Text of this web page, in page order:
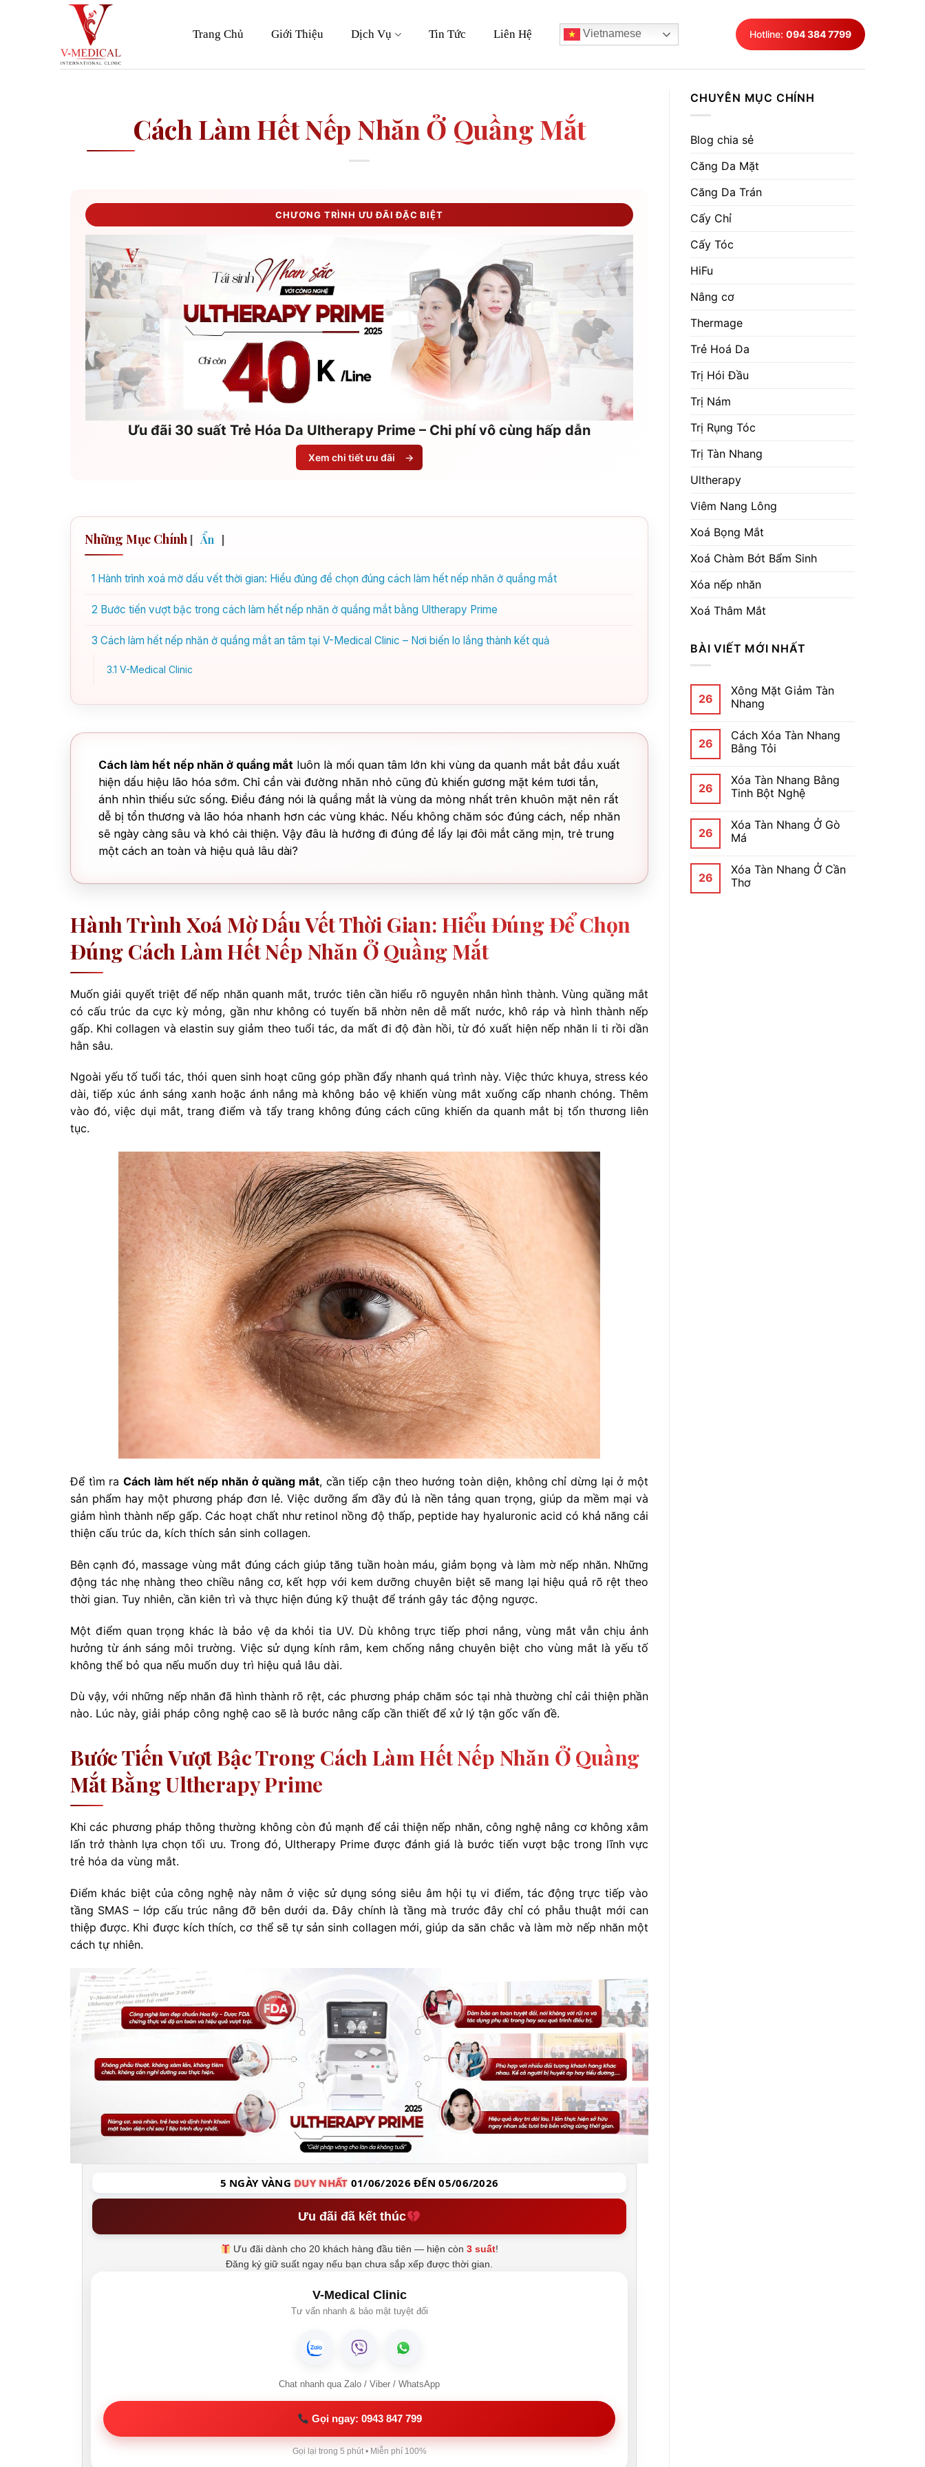
Trang Chủ Giới Thiệu Dịch Vụ Tin Tức Liên Hệ Vietnamese Hotline: 094 384 7799
Cách Làm Hết Nếp Nhăn Ở Quầng Mắt
CHƯƠNG TRÌNH ƯU ĐÃI ĐẶC BIỆT
Ưu đãi 30 suất Trẻ Hóa Da Ultherapy Prime – Chi phí vô cùng hấp dẫn
Xem chi tiết ưu đãi →
Những Mục Chính [ Ẩn ]
1 Hành trình xoá mờ dấu vết thời gian: Hiểu đúng để chọn đúng cách làm hết nếp nhăn ở quầng mắt
2 Bước tiến vượt bậc trong cách làm hết nếp nhăn ở quầng mắt bằng Ultherapy Prime
3 Cách làm hết nếp nhăn ở quầng mắt an tâm tại V-Medical Clinic – Nơi biến lo lắng thành kết quả
3.1 V-Medical Clinic
Cách làm hết nếp nhăn ở quầng mắt luôn là mối quan tâm lớn khi vùng da quanh mắt bắt đầu xuất
hiện dấu hiệu lão hóa sớm. Chỉ cần vài đường nhăn nhỏ cũng đủ khiến gương mặt kém tươi tắn,
ánh nhìn thiếu sức sống. Điều đáng nói là quầng mắt là vùng da mỏng nhất trên khuôn mặt nên rất
dễ bị tổn thương và lão hóa nhanh hơn các vùng khác. Nếu không chăm sóc đúng cách, nếp nhăn
sẽ ngày càng sâu và khó cải thiện. Vậy đâu là hướng đi đúng để lấy lại đôi mắt căng mịn, trẻ trung
một cách an toàn và hiệu quả lâu dài?
Hành Trình Xoá Mờ Dấu Vết Thời Gian: Hiểu Đúng Để Chọn
Đúng Cách Làm Hết Nếp Nhăn Ở Quầng Mắt
Muốn giải quyết triệt để nếp nhăn quanh mắt, trước tiên cần hiểu rõ nguyên nhân hình thành. Vùng quầng mắt
có cấu trúc da cực kỳ mỏng, gần như không có tuyến bã nhờn nên dễ mất nước, khô ráp và hình thành nếp
gấp. Khi collagen và elastin suy giảm theo tuổi tác, da mất đi độ đàn hồi, từ đó xuất hiện nếp nhăn li ti rồi dần
hằn sâu.
Ngoài yếu tố tuổi tác, thói quen sinh hoạt cũng góp phần đẩy nhanh quá trình này. Việc thức khuya, stress kéo
dài, tiếp xúc ánh sáng xanh hoặc ánh nắng mà không bảo vệ khiến vùng mắt xuống cấp nhanh chóng. Thêm
vào đó, việc dụi mắt, trang điểm và tẩy trang không đúng cách cũng khiến da quanh mắt bị tổn thương liên
tục.
Để tìm raCách làm hết nếp nhăn ở quầng mắt, cần tiếp cận theo hướng toàn diện, không chỉ dừng lại ở một
sản phẩm hay một phương pháp đơn lẻ. Việc dưỡng ẩm đầy đủ là nền tảng quan trọng, giúp da mềm mại và
giảm hình thành nếp gấp. Các hoạt chất như retinol nồng độ thấp, peptide hay hyaluronic acid có khả năng cải
thiện cấu trúc da, kích thích sản sinh collagen.
Bên cạnh đó, massage vùng mắt đúng cách giúp tăng tuần hoàn máu, giảm bọng và làm mờ nếp nhăn. Những
động tác nhẹ nhàng theo chiều nâng cơ, kết hợp với kem dưỡng chuyên biệt sẽ mang lại hiệu quả rõ rệt theo
thời gian. Tuy nhiên, cần kiên trì và thực hiện đúng kỹ thuật để tránh gây tác động ngược.
Một điểm quan trọng khác là bảo vệ da khỏi tia UV. Dù không trực tiếp phơi nắng, vùng mắt vẫn chịu ảnh
hưởng từ ánh sáng môi trường. Việc sử dụng kính râm, kem chống nắng chuyên biệt cho vùng mắt là yếu tố
không thể bỏ qua nếu muốn duy trì hiệu quả lâu dài.
Dù vậy, với những nếp nhăn đã hình thành rõ rệt, các phương pháp chăm sóc tại nhà thường chỉ cải thiện phần
nào. Lúc này, giải pháp công nghệ cao sẽ là bước nâng cấp cần thiết để xử lý tận gốc vấn đề.
Bước Tiến Vượt Bậc Trong Cách Làm Hết Nếp Nhăn Ở Quầng
Mắt Bằng Ultherapy Prime
Khi các phương pháp thông thường không còn đủ mạnh để cải thiện nếp nhăn, công nghệ nâng cơ không xâm
lấn trở thành lựa chọn tối ưu. Trong đó, Ultherapy Prime được đánh giá là bước tiến vượt bậc trong lĩnh vực
trẻ hóa da vùng mắt.
Điểm khác biệt của công nghệ này nằm ở việc sử dụng sóng siêu âm hội tụ vi điểm, tác động trực tiếp vào
tầng SMAS – lớp cấu trúc nâng đỡ bên dưới da. Đây chính là tầng mà trước đây chỉ có phẫu thuật mới can
thiệp được. Khi được kích thích, cơ thể sẽ tự sản sinh collagen mới, giúp da săn chắc và làm mờ nếp nhăn một
cách tự nhiên.
5 NGÀY VÀNGDUY NHẤT 01/06/2026 ĐẾN 05/06/2026
Ưu đãi đã kết thúc
Ưu đãi dành cho 20 khách hàng đầu tiên — hiện còn3 suất!
Đăng ký giữ suất ngay nếu bạn chưa sắp xếp được thời gian.
V-Medical Clinic
Tư vấn nhanh & bảo mật tuyệt đối
Chat nhanh qua Zalo / Viber / WhatsApp
Gọi ngay: 0943 847 799
Gọi lại trong 5 phút • Miễn phí 100%
CHUYÊN MỤC CHÍNH
Blog chia sẻ
Căng Da Mặt
Căng Da Trán
Cấy Chỉ
Cấy Tóc
HiFu
Nâng cơ
Thermage
Trẻ Hoá Da
Trị Hói Đầu
Trị Nám
Trị Rụng Tóc
Trị Tàn Nhang
Ultherapy
Viêm Nang Lông
Xoá Bọng Mắt
Xoá Chàm Bớt Bẩm Sinh
Xóa nếp nhăn
Xoá Thâm Mắt
BÀI VIẾT MỚI NHẤT
26
Xông Mặt Giảm Tàn
Nhang
26
Cách Xóa Tàn Nhang
Bằng Tỏi
26
Xóa Tàn Nhang Bằng
Tinh Bột Nghệ
26
Xóa Tàn Nhang Ở Gò
Má
26
Xóa Tàn Nhang Ở Cần
Thơ